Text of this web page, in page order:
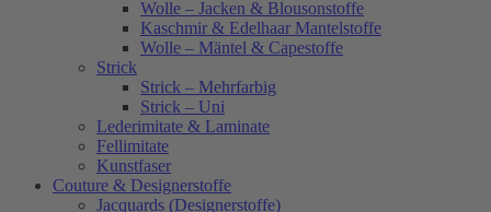
Wolle – Jacken & Blousonstoffe
Kaschmir & Edelhaar Mantelstoffe
Wolle – Mäntel & Capestoffe
Strick
Strick – Mehrfarbig
Strick – Uni
Lederimitate & Laminate
Fellimitate
Kunstfaser
Couture & Designerstoffe
Jacquards (Designerstoffe)